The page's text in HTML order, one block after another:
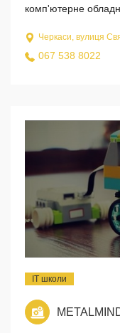
комп'ютерне
Черкаси, вулиця
067 538 8022
IT школи